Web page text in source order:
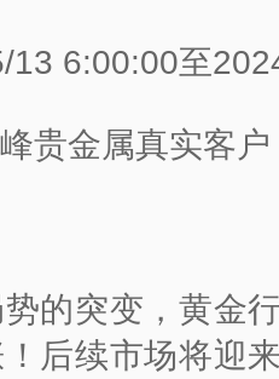
13 6:00:00至
贵金属真实客户
的突变，黄金
后续市场将迎